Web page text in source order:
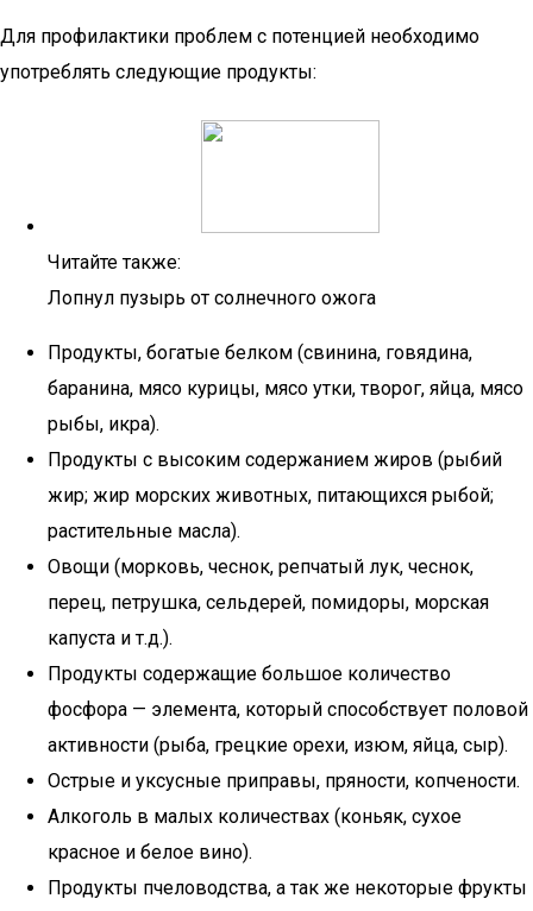
Для профилактики проблем с потенцией необходимо
употреблять следующие продукты:
Читайте также:
Лопнул пузырь от солнечного ожога
Продукты, богатые белком (свинина, говядина,
баранина, мясо курицы, мясо утки, творог, яйца, мясо
рыбы, икра).
Продукты с высоким содержанием жиров (рыбий
жир; жир морских животных, питающихся рыбой;
растительные масла).
Овощи (морковь, чеснок, репчатый лук, чеснок,
перец, петрушка, сельдерей, помидоры, морская
капуста и т.д.).
Продукты содержащие большое количество
фосфора — элемента, который способствует половой
активности (рыба, грецкие орехи, изюм, яйца, сыр).
Острые и уксусные приправы, пряности, копчености.
Алкоголь в малых количествах (коньяк, сухое
красное и белое вино).
Продукты пчеловодства, а так же некоторые фрукты